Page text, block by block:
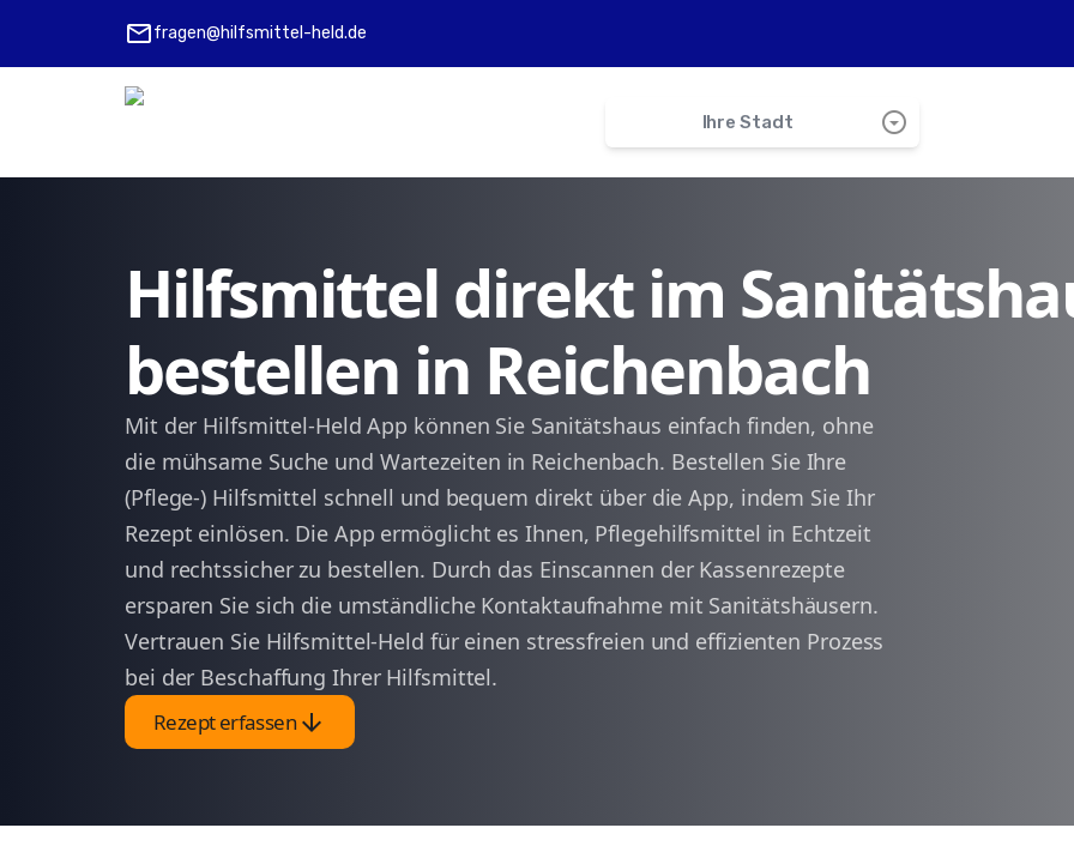
mailfragen@hilfsmittel-held.de
Ihre Stadt arrow_drop_down_circle
Ruschberg
Frauenberg
Kronweiler
Nohen
arrow_back 1 arrow_forward
Hilfsmittel direkt im
bestellen in Reichenbach
Mit der Hilfsmittel-Held App können Sie Sanitätshaus einfach finden, ohne
die mühsame Suche und Wartezeiten in Reichenbach. Bestellen Sie Ihre
(Pflege-) Hilfsmittel schnell und bequem direkt über die App, indem Sie Ihr
Rezept einlösen. Die App ermöglicht es Ihnen, Pflegehilfsmittel in Echtzeit
und rechtssicher zu bestellen. Durch das Einscannen der Kassenrezepte
ersparen Sie sich die umständliche Kontaktaufnahme mit Sanitätshäusern.
Vertrauen Sie Hilfsmittel-Held für einen stressfreien und effizienten Prozess
bei der Beschaffung Ihrer Hilfsmittel.
Rezept erfassenarrow_downward